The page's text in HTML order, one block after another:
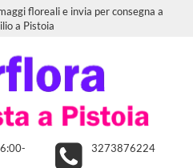
floreali e invia per consegna a
a Pistoia
3273876224